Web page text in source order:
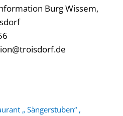
Burg Wissem,
„ Sängerstuben“ ,